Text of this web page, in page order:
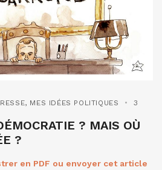
, MES IDÉES POLITIQUES
3
? MAIS OÙ
?
en PDF ou envoyer cet article